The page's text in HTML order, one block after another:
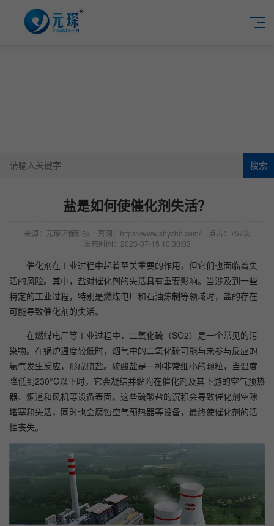
搜索
​盐是如何使催化剂失活？
来源：元琛环保科技 官网：https://www.shychb.com/
点击：757次
发布时间：2023-07-15 10:30:03
催化剂在工业过程中起着至关重要的作用，但它们也面临着失
活的风险。其中，盐对催化剂的失活具有重要影响。当涉及到一些
特定的工业过程，特别是燃煤电厂和石油炼制等领域时，盐的存在
可能导致催化剂的失活。
在燃煤电厂等工业过程中，二氧化硫（SO2）是一个常见的污
染物。在锅炉温度较低时，烟气中的二氧化硫可能与未参与反应的
氨气发生反应，形成硫盐。硫酸盐是一种非常细小的颗粒，当温度
降低到230°C以下时，它会凝结并黏附在催化剂及其下游的空气预热
器、烟道和风机等设备表面。这些硫酸盐的沉积会导致催化剂空隙
堵塞和失活，同时也会腐蚀空气预热器等设备，最终使催化剂的活
性丧失。